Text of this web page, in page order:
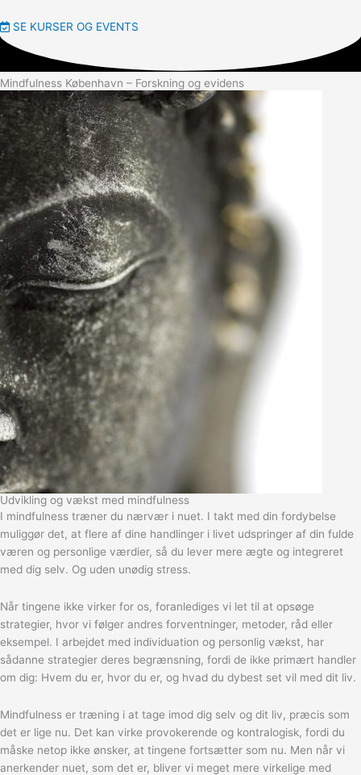
SE KURSER OG EVENTS
Mindfulness København – Forskning og evidens
Udvikling og vækst med mindfulness
I mindfulness træner du nærvær i nuet. I takt med din fordybelse
muliggør det, at flere af dine handlinger i livet udspringer af din fulde
væren og personlige værdier, så du lever mere ægte og integreret
med dig selv. Og uden unødig stress.
Når tingene ikke virker for os, foranlediges vi let til at opsøge
strategier, hvor vi følger andres forventninger, metoder, råd eller
eksempel. I arbejdet med individuation og personlig vækst, har
sådanne strategier deres begrænsning, fordi de ikke primært handler
om dig: Hvem du er, hvor du er, og hvad du dybest set vil med dit liv.
Mindfulness er træning i at tage imod dig selv og dit liv, præcis som
det er lige nu. Det kan virke provokerende og kontralogisk, fordi du
måske netop ikke ønsker, at tingene fortsætter som nu. Men når vi
anerkender nuet, som det er, bliver vi meget mere virkelige med